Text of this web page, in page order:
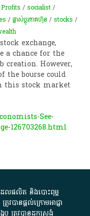
Profits /socialist /
/ផ្លាស់ប្តូរភាគហ៊ុន /stocks /
exchange,
a chance for the
creation. However,
the bourse could
this stock market
See-
126703268.html
ែល​ផលិត​ និង​បោះពុម្ព​
បាន​ផ្តល់​ក្រោម​អាជ្ញា
ប​ ត្រូវ​បាន​ដកស្រង់​